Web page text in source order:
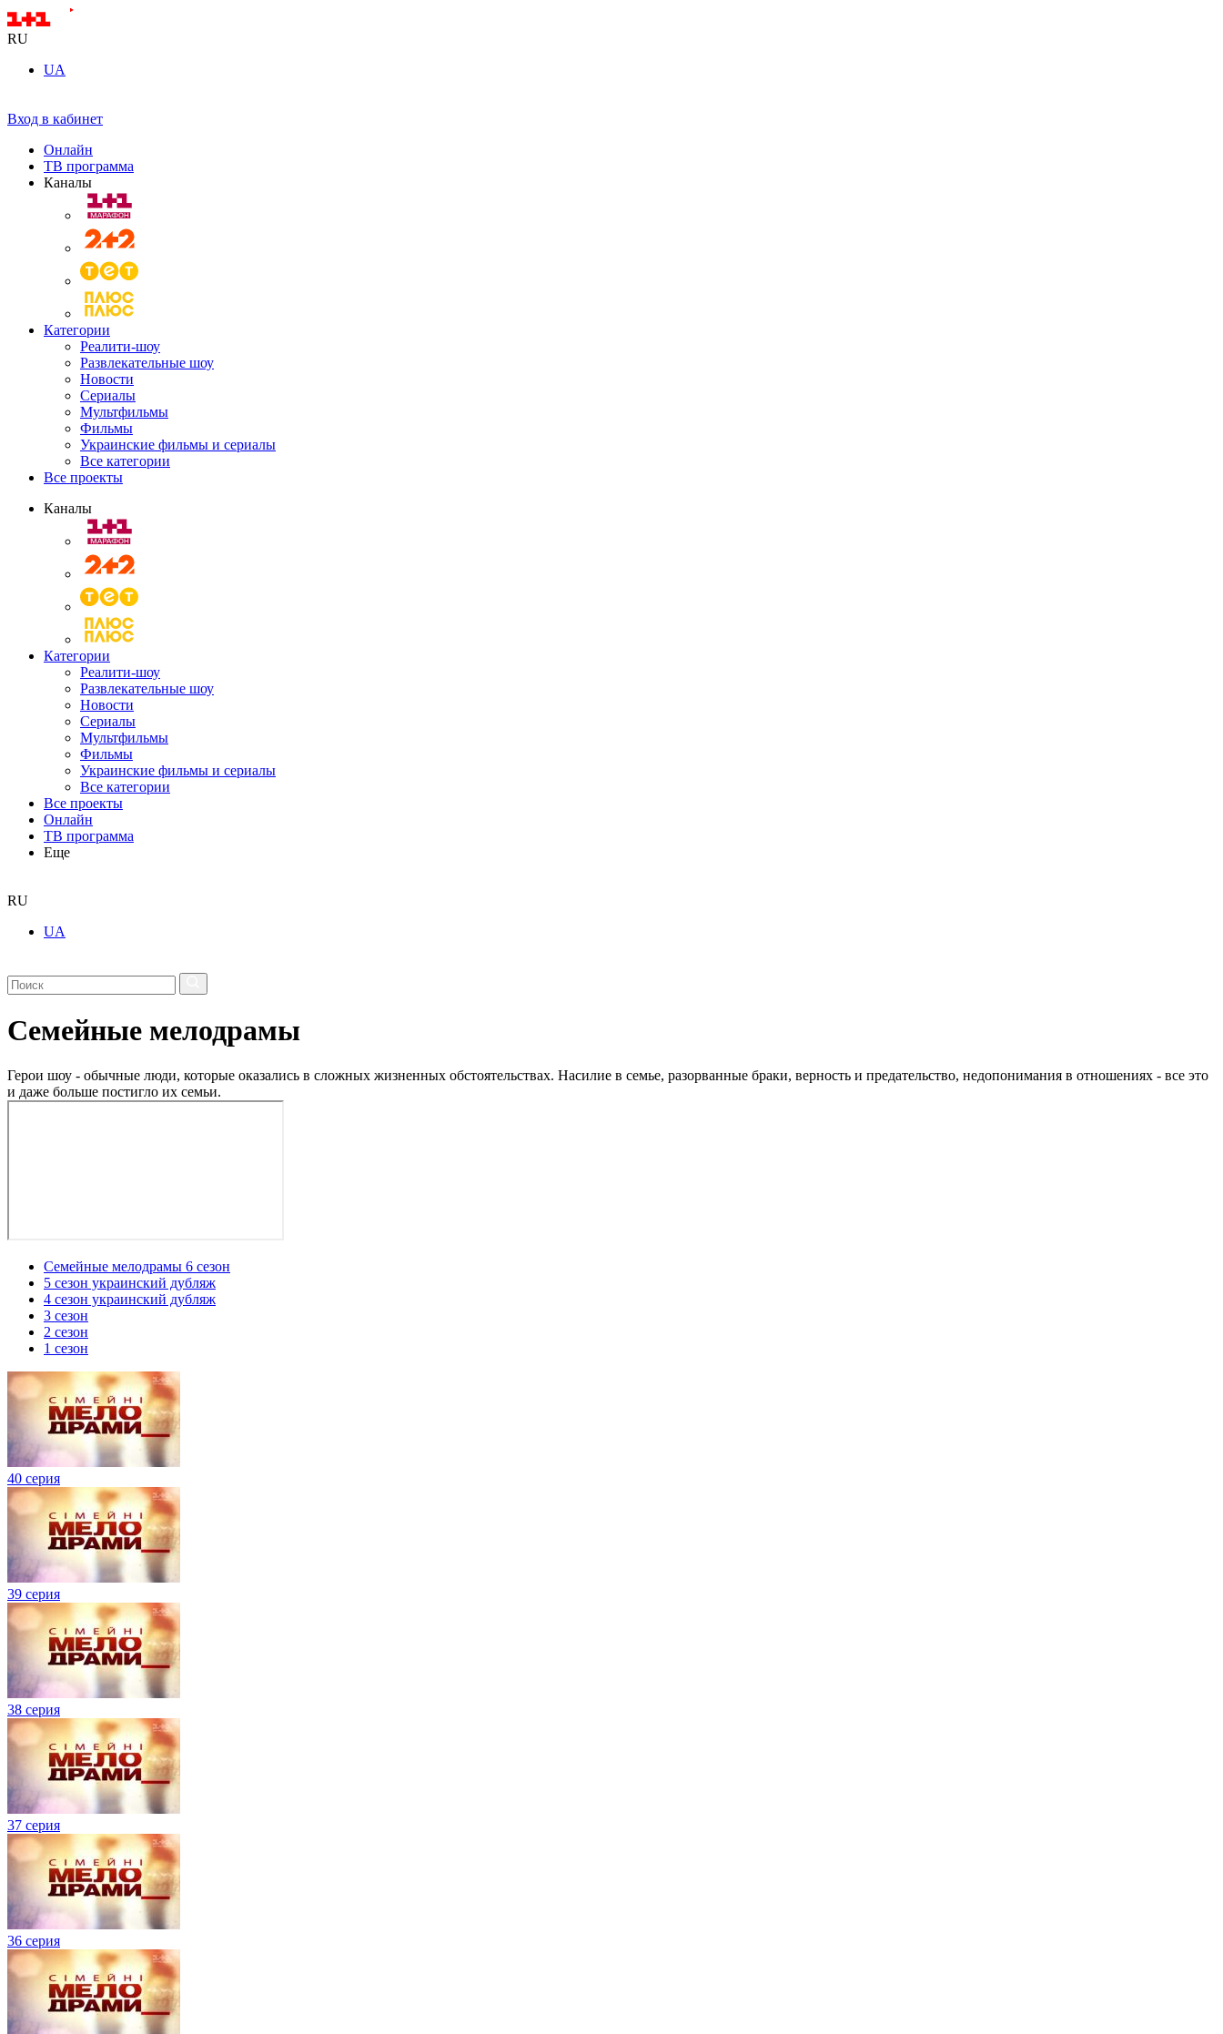
RU
UA
Вход в кабинет
Онлайн
ТВ программа
Каналы
Категории
Реалити-шоу
Развлекательные шоу
Новости
Сериалы
Мультфильмы
Фильмы
Украинские фильмы и сериалы
Все категории
Все проекты
Каналы
Категории
Реалити-шоу
Развлекательные шоу
Новости
Сериалы
Мультфильмы
Фильмы
Украинские фильмы и сериалы
Все категории
Все проекты
Онлайн
ТВ программа
Еще
RU
UA
Семейные мелодрамы
Герои шоу - обычные люди, которые оказались в сложных жизненных обстоятельствах. Насилие в семье, разорванные браки, верность и предательство, недопонимания в отношениях - все это
и даже больше постигло их семьи.
Семейные мелодрамы 6 сезон
5 сезон украинский дубляж
4 сезон украинский дубляж
3 сезон
2 сезон
1 сезон
40 серия
39 серия
38 серия
37 серия
36 серия